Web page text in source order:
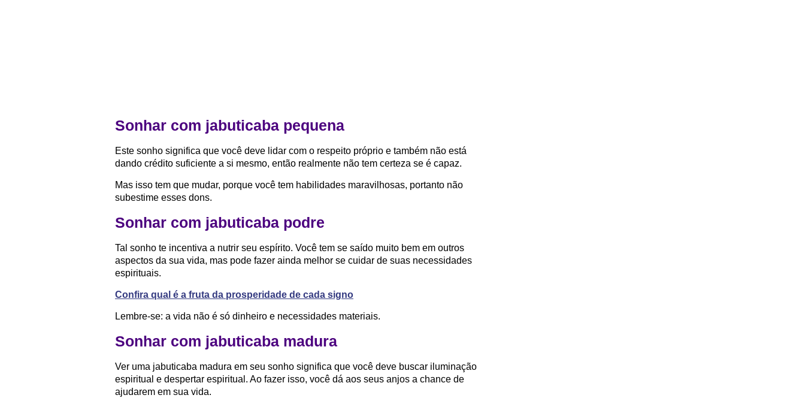
Sonhar com jabuticaba pequena
Este sonho significa que você deve lidar com o respeito próprio e também não está
dando crédito suficiente a si mesmo, então realmente não tem certeza se é capaz.
Mas isso tem que mudar, porque você tem habilidades maravilhosas, portanto não
subestime esses dons.
Sonhar com jabuticaba podre
Tal sonho te incentiva a nutrir seu espírito. Você tem se saído muito bem em outros
aspectos da sua vida, mas pode fazer ainda melhor se cuidar de suas necessidades
espirituais.
Confira qual é a fruta da prosperidade de cada signo
Lembre-se: a vida não é só dinheiro e necessidades materiais.
Sonhar com jabuticaba madura
Ver uma jabuticaba madura em seu sonho significa que você deve buscar iluminação
espiritual e despertar espiritual. Ao fazer isso, você dá aos seus anjos a chance de
ajudarem em sua vida.